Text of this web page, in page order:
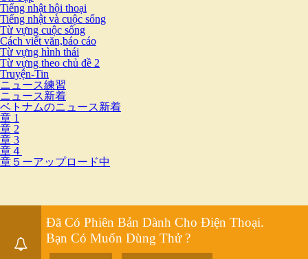
Tiếng nhật hội thoại
Tiếng nhật và cuộc sống
Từ vựng cuộc sống
Cách viết văn,báo cáo
Từ vựng hình thái
Từ vựng theo chủ đề 2
Truyện-Tin
ニュース練習
ニュース新着
ベトナムのニュース新着
章 1
章 2
章 3
章４
章５ーアップロード中
Đã Có Phiên Bản Dành Cho Điện Thoại.
Bạn Có Muốn Dùng Thử ?